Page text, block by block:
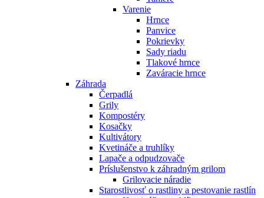
Varenie
Hrnce
Panvice
Pokrievky
Sady riadu
Tlakové hrnce
Zaváracie hrnce
Záhrada
Čerpadlá
Grily
Kompostéry
Kosačky
Kultivátory
Kvetináče a truhlíky
Lapače a odpudzovače
Príslušenstvo k záhradným grilom
Grilovacie náradie
Starostlivosť o rastliny a pestovanie rastlín